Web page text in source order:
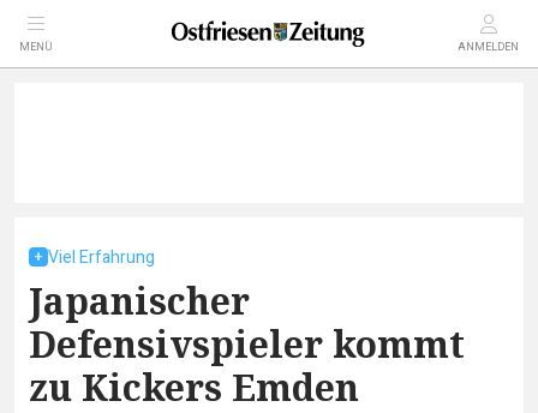
MENÜ ANMELDEN
Viel Erfahrung
Japanischer
Defensivspieler kommt
zu Kickers Emden